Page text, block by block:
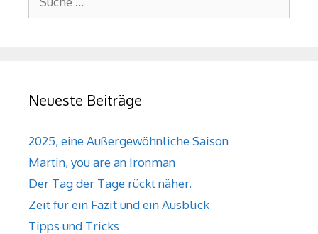
nach:
Neueste Beiträge
2025, eine Außergewöhnliche Saison
Martin, you are an Ironman
Der Tag der Tage rückt näher.
Zeit für ein Fazit und ein Ausblick
Tipps und Tricks